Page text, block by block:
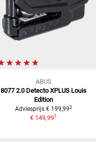
ABUS
8077 2.0 Detecto XPLUS Louis
Edition
Adviesprijs € 199,992
€ 149,991